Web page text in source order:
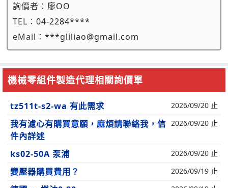
詢價者： 廖OO
TEL： 04-2284****
eMail： ***gliliao@gmail.com
機械零組件製造代理相關詢價單
tz511t-s2-wa 有此需求 2026/09/20 止
我有濾心有購買意願，麻煩請聯絡我，信
件內詳述
2026/09/20 止
ks02-50A 泵浦 2026/09/20 止
變壓器購買費用？ 2026/09/19 止